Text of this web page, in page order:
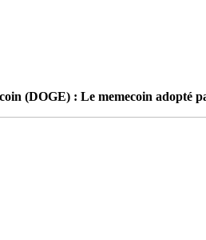
(DOGE) : Le memecoin adopté